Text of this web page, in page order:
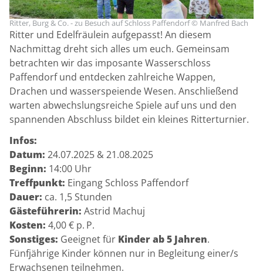
Ritter, Burg & Co. - zu Besuch auf Schloss Paffendorf © Manfred Bach
Ritter und Edelfräulein aufgepasst! An diesem
Nachmittag dreht sich alles um euch. Gemeinsam
betrachten wir das imposante Wasserschloss
Paffendorf und entdecken zahlreiche Wappen,
Drachen und wasserspeiende Wesen. Anschließend
warten abwechslungsreiche Spiele auf uns und den
spannenden Abschluss bildet ein kleines Ritterturnier.
Infos:
Datum: 24.07.2025 & 21.08.2025
Beginn: 14:00 Uhr
Treffpunkt: Eingang Schloss Paffendorf
Dauer: ca. 1,5 Stunden
Gästeführerin: Astrid Machuj
Kosten: 4,00 € p. P.
Sonstiges: Geeignet für Kinder ab 5 Jahren.
Fünfjährige Kinder können nur in Begleitung einer/s
Erwachsenen teilnehmen.